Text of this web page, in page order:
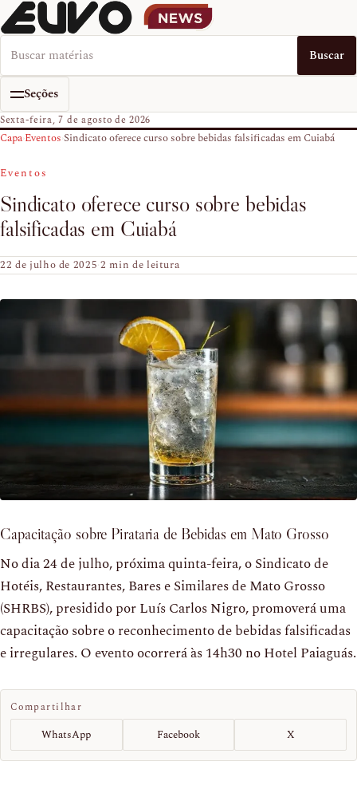
Buscar no EUVO News Buscar
Seções
Sexta-feira, 7 de agosto de 2026
Capa›Eventos›Sindicato oferece curso sobre bebidas falsificadas em Cuiabá
Eventos
Sindicato oferece curso sobre bebidas
falsificadas em Cuiabá
22 de julho de 2025·2 min de leitura
Capacitação sobre Pirataria de Bebidas em Mato Grosso
No dia 24 de julho, próxima quinta-feira, o Sindicato de
Hotéis, Restaurantes, Bares e Similares de Mato Grosso
(SHRBS), presidido por Luís Carlos Nigro, promoverá uma
capacitação sobre o reconhecimento de bebidas falsificadas
e irregulares. O evento ocorrerá às 14h30 no Hotel Paiaguás.
Compartilhar
WhatsApp Facebook X